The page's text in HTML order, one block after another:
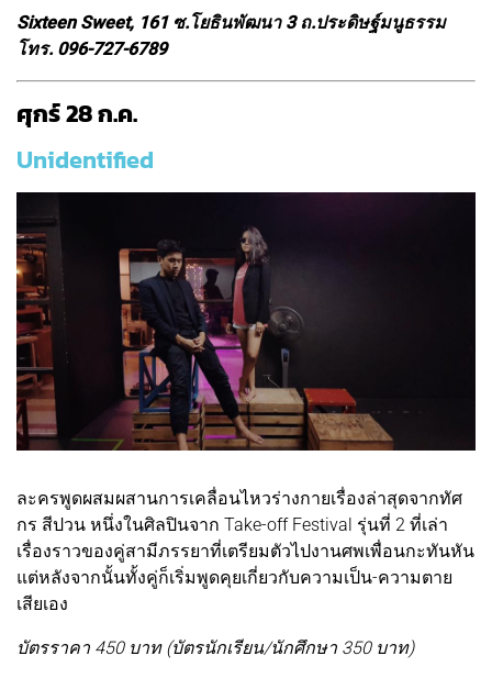
Sixteen Sweet, 161 ซ.โยธินพัฒนา 3 ถ.ประดิษฐ์มนูธรรม
โทร. 096-727-6789
ศุกร์ 28 ก.ค.
Unidentified
ละครพูดผสมผสานการเคลื่อนไหวร่างกายเรื่องล่าสุดจากทัศ
กร สีปวน หนึ่งในศิลปินจาก Take-off Festival รุ่นที่ 2 ที่เล่า
เรื่องราวของคู่สามีภรรยาที่เตรียมตัวไปงานศพเพื่อนกะทันหัน
แต่หลังจากนั้นทั้งคู่ก็เริ่มพูดคุยเกี่ยวกับความเป็น-ความตาย
เสียเอง
บัตรราคา 450 บาท (บัตรนักเรียน/นักศึกษา 350 บาท)